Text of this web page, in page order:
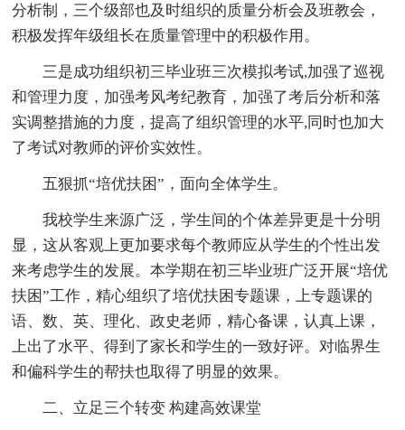
分析制，三个级部也及时组织的质量分析会及班教会，
积极发挥年级组长在质量管理中的积极作用。
三是成功组织初三毕业班三次模拟考试,加强了巡视
和管理力度，加强考风考纪教育，加强了考后分析和落
实调整措施的力度，提高了组织管理的水平,同时也加大
了考试对教师的评价实效性。
五狠抓“培优扶困”，面向全体学生。
我校学生来源广泛，学生间的个体差异更是十分明
显，这从客观上更加要求每个教师应从学生的个性出发
来考虑学生的发展。本学期在初三毕业班广泛开展“培优
扶困”工作，精心组织了培优扶困专题课，上专题课的
语、数、英、理化、政史老师，精心备课，认真上课，
上出了水平、得到了家长和学生的一致好评。对临界生
和偏科学生的帮扶也取得了明显的效果。
二、立足三个转变 构建高效课堂